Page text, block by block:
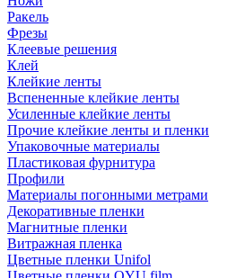
Ракель
Фрезы
Клеевые решения
Клей
Клейкие ленты
Вспененные клейкие ленты
Усиленные клейкие ленты
Прочие клейкие ленты и пленки
Упаковочные материалы
Пластиковая фурнитура
Профили
Материалы погонными метрами
Декоративные пленки
Магнитные пленки
Витражная пленка
Цветные пленки Unifol